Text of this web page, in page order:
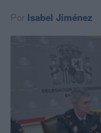
Por Isabel Jiménez